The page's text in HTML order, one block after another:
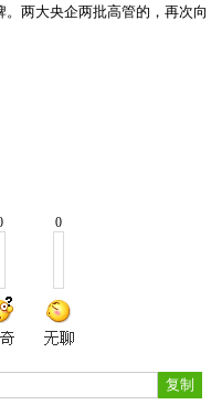
两大央企两批高管的，再次向
0